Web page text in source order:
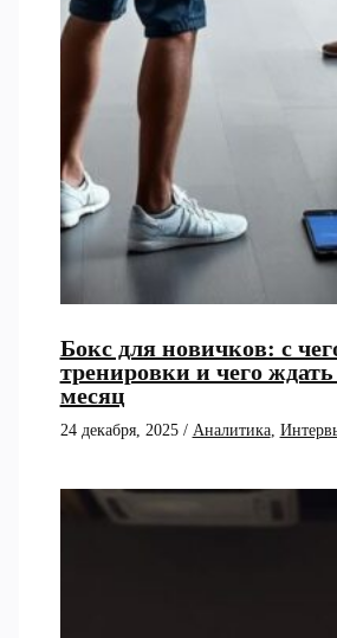
Бокс для новичков: с
тренировки и чего
месяц
24 декабря, 2025 / Аналитика,